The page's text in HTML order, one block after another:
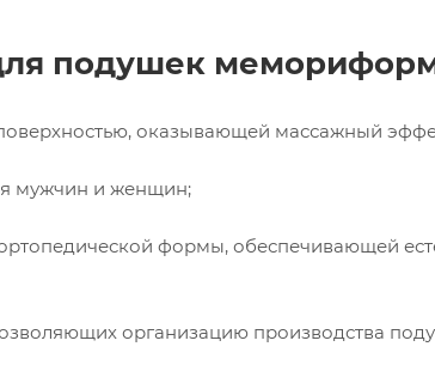
подушек
оказывающей массажный
мужчин и женщин;
формы, обеспечивающей
организацию производства